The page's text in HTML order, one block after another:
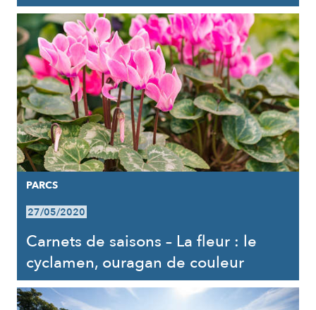
PARCS
27/05/2020
Carnets de saisons – La fleur : le
cyclamen, ouragan de couleur